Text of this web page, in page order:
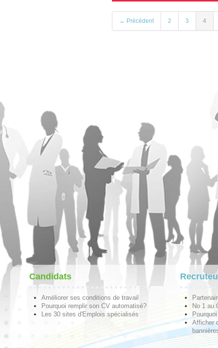
← Précédent 2 3 4
Candidats
Améliorer ses conditions de travail
Pourquoi remplir son CV automatisé?
Les 30 sites d'Emplois spécialisés
No 1 au
Afficher